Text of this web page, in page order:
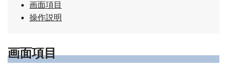
画面項目
操作説明
画面項目